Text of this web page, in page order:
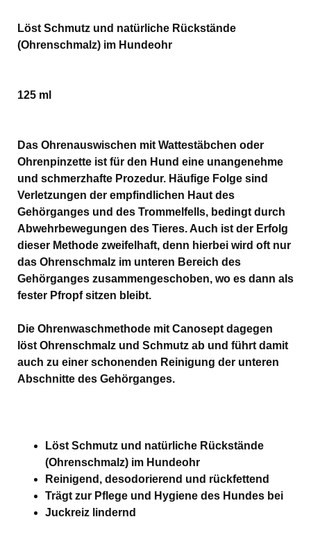
Löst Schmutz und natürliche Rückstände
(Ohrenschmalz) im Hundeohr
125 ml
Das Ohrenauswischen mit Wattestäbchen oder
Ohrenpinzette ist für den Hund eine unangenehme
und schmerzhafte Prozedur. Häufige Folge sind
Verletzungen der empfindlichen Haut des
Gehörganges und des Trommelfells, bedingt durch
Abwehrbewegungen des Tieres. Auch ist der Erfolg
dieser Methode zweifelhaft, denn hierbei wird oft nur
das Ohrenschmalz im unteren Bereich des
Gehörganges zusammengeschoben, wo es dann als
fester Pfropf sitzen bleibt.
Die Ohrenwaschmethode mit Canosept dagegen
löst Ohrenschmalz und Schmutz ab und führt damit
auch zu einer schonenden Reinigung der unteren
Abschnitte des Gehörganges.
Löst Schmutz und natürliche Rückstände
(Ohrenschmalz) im Hundeohr
Reinigend, desodorierend und rückfettend
Trägt zur Pflege und Hygiene des Hundes bei
Juckreiz lindernd